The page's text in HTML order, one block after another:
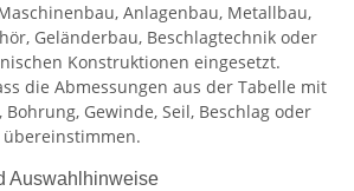
Anlagenbau, Metallbau,
Geländerbau, Beschlagtechnik oder
Konstruktionen eingesetzt.
die Abmessungen aus der Tabelle mit
Bohrung, Gewinde, Seil, Beschlag oder
Auswahlhinweise